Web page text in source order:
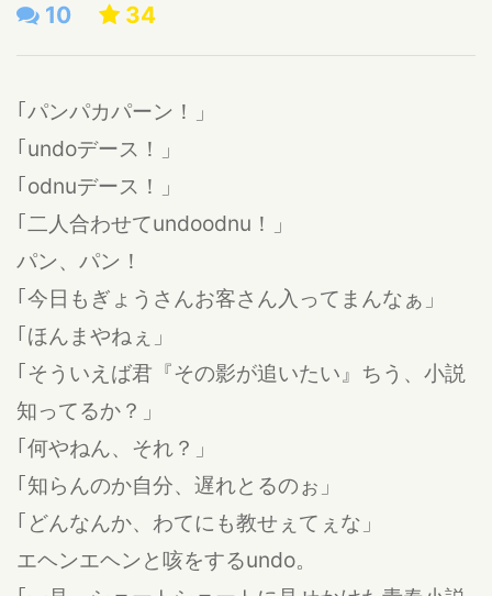
10 34
｢パンパカパーン！」
｢undoデース！」
｢odnuデース！」
｢二人合わせてundoodnu！」
パン、パン！
｢今日もぎょうさんお客さん入ってまんなぁ」
｢ほんまやねぇ」
｢そういえば君『その影が追いたい』ちう、小説
知ってるか？」
｢何やねん、それ？」
｢知らんのか自分、遅れとるのぉ」
｢どんなんか、わてにも教せぇてぇな」
エヘンエヘンと咳をするundo。